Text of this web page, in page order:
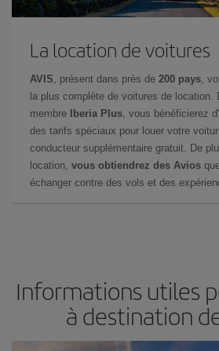
La location de voitures
AVIS , présent dans près de 200 pays ,
la plus complète de voitures de location.
membre
Iberia Plus , vous bénéficierez
des tarifs spéciaux pour louer votre
conducteur supplémentaire gratuit. De
location, vous obtiendrez des Avios
échanger contre des vols et des
Informations utiles
à destination